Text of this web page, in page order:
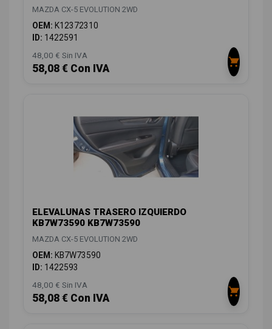
MAZDA CX-5 EVOLUTION 2WD
OEM: K12372310
ID: 1422591
48,00 € Sin IVA
58,08 € Con IVA
ELEVALUNAS TRASERO IZQUIERDO
KB7W73590 KB7W73590
MAZDA CX-5 EVOLUTION 2WD
OEM: KB7W73590
ID: 1422593
48,00 € Sin IVA
58,08 € Con IVA